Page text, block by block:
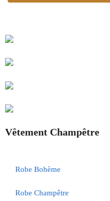
Vêtement Champêtre
Robe Bohème
Robe Champêtre